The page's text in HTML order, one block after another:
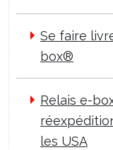
Se faire
box®
Relais e-
les USA